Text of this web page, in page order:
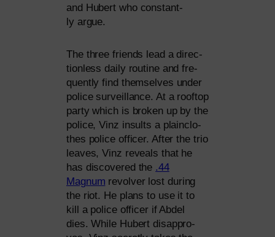
and Hubert who con­stant­
ly argue.
The three fri­ends lead a direc­
tion­less dai­ly rou­ti­ne and fre­
quent­ly find them­sel­ves under
poli­ce sur­veil­lan­ce. At a roof­top
par­ty which is bro­ken up by the
poli­ce, Vinz insults a plain­clo­
thes poli­ce offi­cer. After the trio
lea­ves, Vinz reve­als that he
has dis­co­ver­ed the .44
Magnum revol­ver lost during
the riot. He plans to use it to
kill a poli­ce offi­cer if Abdel
dies. While Hubert dis­ap­pro­